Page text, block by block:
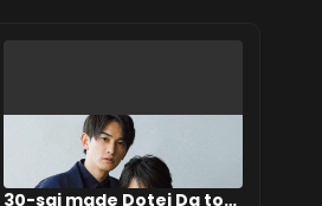
30-sai made Dotei Da to